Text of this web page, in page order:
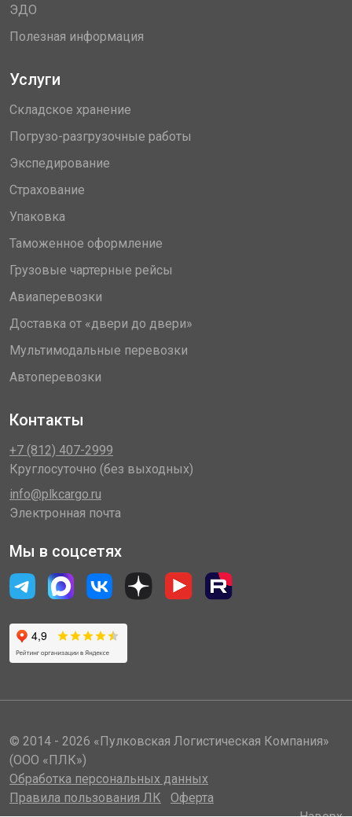
ЭДО
Полезная информация
Услуги
Складское хранение
Погрузо-разгрузочные работы
Экспедирование
Страхование
Упаковка
Таможенное оформление
Грузовые чартерные рейсы
Авиаперевозки
Доставка от «двери до двери»
Мультимодальные перевозки
Автоперевозки
Контакты
+7 (812) 407-2999
Круглосуточно (без выходных)
info@plkcargo.ru
Электронная почта
Мы в соцсетях
© 2014 - 2026 «Пулковская Логистическая Компания»
(ООО «ПЛК»)
Обработка персональных данных
Правила пользования ЛК
Оферта